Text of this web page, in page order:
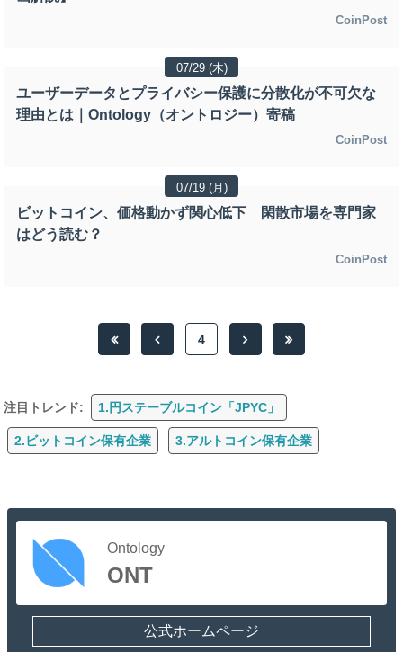
CoinPost
07/29 (木)
ユーザーデータとプライバシー保護に分散化が不可欠な
理由とは｜Ontology（オントロジー）寄稿
CoinPost
07/19 (月)
ビットコイン、価格動かず関心低下 閑散市場を専門家
はどう読む？
CoinPost
4
注目トレンド: 1.円ステーブルコイン「JPYC」
2.ビットコイン保有企業 3.アルトコイン保有企業
Ontology
ONT
公式ホームページ